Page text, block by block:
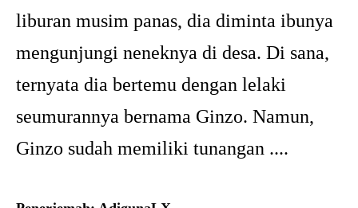
liburan musim panas, dia diminta ibunya
mengunjungi neneknya di desa. Di sana,
ternyata dia bertemu dengan lelaki
seumurannya bernama Ginzo. Namun,
Ginzo sudah memiliki tunangan ....